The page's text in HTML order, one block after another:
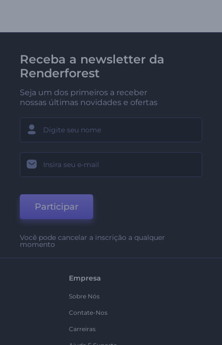
Receba a newsletter da
Renderforest
Seja um dos primeiros a receber
nossas últimas novidades e ofertas
Participar
Você pode cancelar a inscrição a qualquer
momento
Empresa
Sobre Nós
Contate-Nos
Carreiras